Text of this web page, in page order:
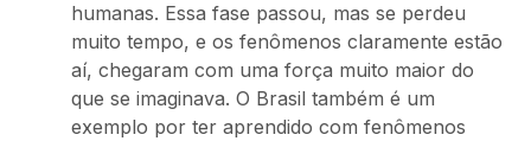
humanas. Essa fase passou, mas se perdeu
muito tempo, e os fenômenos claramente estão
aí, chegaram com uma força muito maior do
que se imaginava. O Brasil também é um
exemplo por ter aprendido com fenômenos